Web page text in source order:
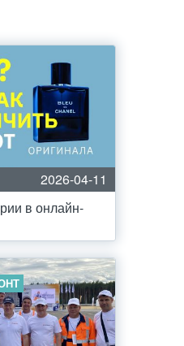
2026-04-11
в онлайн-